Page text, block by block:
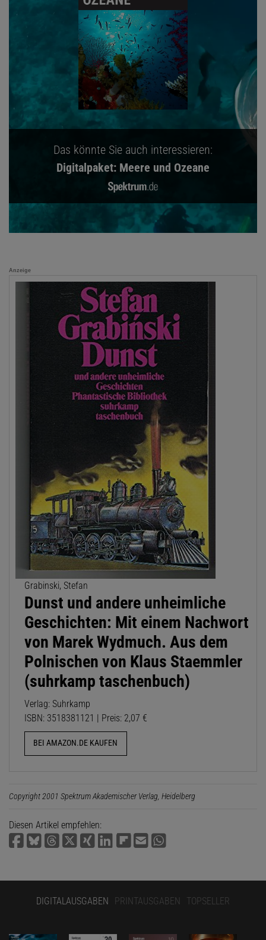
Das könnte Sie auch interessieren:
Digitalpaket: Meere und Ozeane
Anzeige
Grabinski, Stefan
Dunst und andere unheimliche
Geschichten: Mit einem Nachwort
von Marek Wydmuch. Aus dem
Polnischen von Klaus Staemmler
(suhrkamp taschenbuch)
Verlag: Suhrkamp
ISBN: 3518381121 | Preis: 2,07 €
BEI AMAZON.DE KAUFEN
Copyright 2001 Spektrum Akademischer Verlag, Heidelberg
Diesen Artikel empfehlen:
DIGITALAUSGABEN PRINTAUSGABEN TOPSELLER